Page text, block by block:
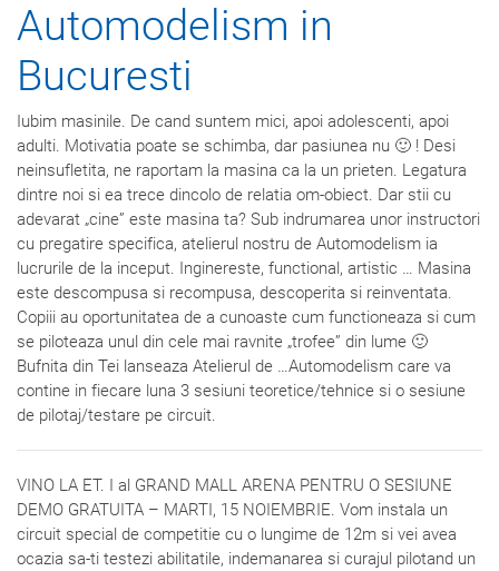
Automodelism in
Bucuresti
Iubim masinile. De cand suntem mici, apoi adolescenti, apoi
adulti. Motivatia poate se schimba, dar pasiunea nu 🙂 ! Desi
neinsufletita, ne raportam la masina ca la un prieten. Legatura
dintre noi si ea trece dincolo de relatia om-obiect. Dar stii cu
adevarat „cine” este masina ta? Sub indrumarea unor instructori
cu pregatire specifica, atelierul nostru de Automodelism ia
lucrurile de la inceput. Inginereste, functional, artistic … Masina
este descompusa si recompusa, descoperita si reinventata.
Copiii au oportunitatea de a cunoaste cum functioneaza si cum
se piloteaza unul din cele mai ravnite „trofee” din lume 🙂
Bufnita din Tei lanseaza Atelierul de …Automodelism care va
contine in fiecare luna 3 sesiuni teoretice/tehnice si o sesiune
de pilotaj/testare pe circuit.
VINO LA ET. I al GRAND MALL ARENA PENTRU O SESIUNE
DEMO GRATUITA – MARTI, 15 NOIEMBRIE. Vom instala un
circuit special de competitie cu o lungime de 12m si vei avea
ocazia sa-ti testezi abilitatile, indemanarea si curajul pilotand un